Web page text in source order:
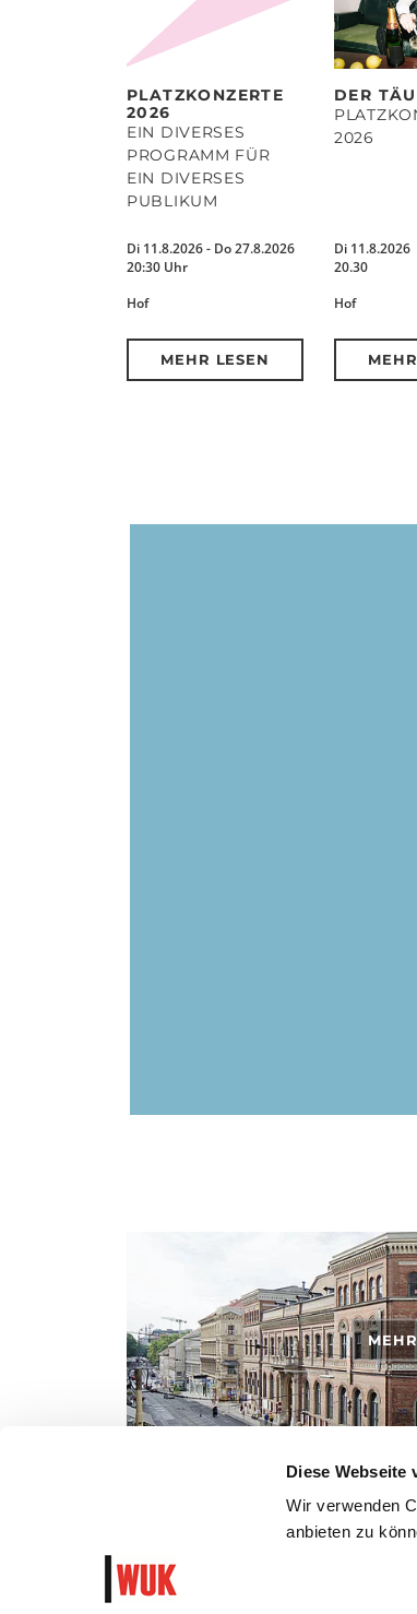
Diese Webseite
Wir verwenden
anbieten zu
PLATZKONZERTE
2026
EIN DIVERSES
PROGRAMM FÜR
EIN DIVERSES
PUBLIKUM
Di 11.8.2026 - Do 27.8.2026
20:30 Uhr
Hof
MEHR LESEN
DER
2026
Di 11.8.2026
20.30
Hof
So kommst du mit den öffentlichen